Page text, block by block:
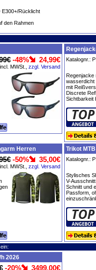
E300+/Rücklicht
den Rahmen
-48% 24,99€
MWSt., zzgl. Versand
Katalognr.:
Regenjacke
wasserdicht
mit
Discrete
Sichtbarkeit
Herren
-50% 35,00€
MWSt., zzgl. Versand
Trikot
Katalognr.:
Stylisches
V-
Schnitt und
Passform,
2026
-20% 3499,00€